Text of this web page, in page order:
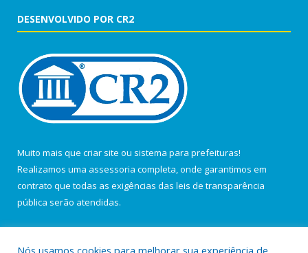
DESENVOLVIDO POR CR2
Muito mais que criar site ou sistema para prefeituras!
Realizamos uma assessoria completa, onde garantimos em
contrato que todas as exigências das leis de transparência
pública serão atendidas.
Nós usamos cookies para melhorar sua experiência de